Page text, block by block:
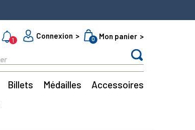
1
Connexion 0 Mon panier
Billets Médailles Accessoires